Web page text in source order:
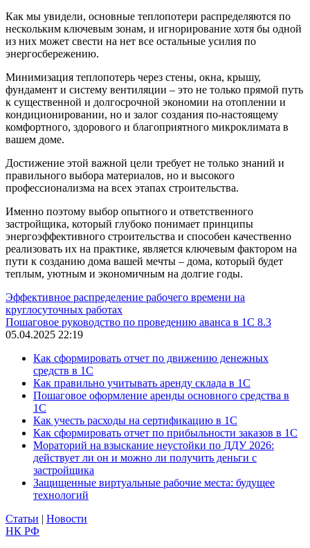
Как мы увидели, основные теплопотери распределяются по
нескольким ключевым зонам, и игнорирование хотя бы одной
из них может свести на нет все остальные усилия по
энергосбережению.
Минимизация теплопотерь через стены, окна, крышу,
фундамент и систему вентиляции – это не только прямой путь
к существенной и долгосрочной экономии на отоплении и
кондиционировании, но и залог создания по-настоящему
комфортного, здорового и благоприятного микроклимата в
вашем доме.
Достижение этой важной цели требует не только знаний и
правильного выбора материалов, но и высокого
профессионализма на всех этапах строительства.
Именно поэтому выбор опытного и ответственного
застройщика, который глубоко понимает принципы
энергоэффективного строительства и способен качественно
реализовать их на практике, является ключевым фактором на
пути к созданию дома вашей мечты – дома, который будет
теплым, уютным и экономичным на долгие годы.
Эффективное распределение рабочего времени на
круглосуточных работах
Пошаговое руководство по проведению аванса в 1С 8.3
05.04.2025 22:19
Как сформировать отчет по движению денежных
средств в 1С
Как правильно учитывать аренду склада в 1С
Пошаговое оформление аренды основного средства в
1С
Как учесть расходы на сертификацию в 1С
Как сформировать отчет по прибыльности заказов в 1С
Мораторий на взыскание неустойки по ДДУ 2026:
действует ли он и можно ли получить деньги с
застройщика
Защищенные виртуальные рабочие места: будущее
технологий
Статьи | Новости
НК РФ